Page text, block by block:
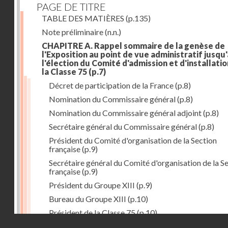
PAGE DE TITRE
TABLE DES MATIÈRES (p.135)
Note préliminaire(n.n.)
CHAPITRE A. Rappel sommaire de la genèse de
l'Exposition au point de vue administratif
l'élection du Comité d'admission et
la Classe 75 (p.7)
Décret de participation de la France(p.8)
Nomination du Commissaire général(p.8)
Nomination du Commissaire général adjoint(p.8)
Secrétaire général du Commissaire général(p.8)
Président du Comité d'organisation de la Section
française(p.9)
Secrétaire général du Comité d'organisation de la
française(p.9)
Président du Groupe XIII (p.9)
Bureau du Groupe XIII (p.10)
Président de la Classe 75(p.10)